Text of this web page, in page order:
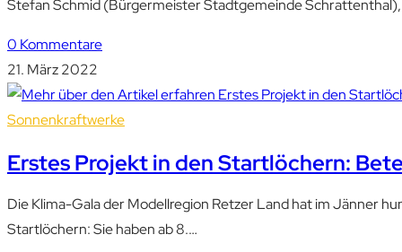
Stefan Schmid (Bürgermeister Stadtgemeinde
0 Kommentare
21. März 2022
Sonnenkraftwerke
Erstes Projekt in den Startlöchern:
Die Klima-Gala der Modellregion Retzer Land hat im Jänner
Startlöchern: Sie haben ab 8.…